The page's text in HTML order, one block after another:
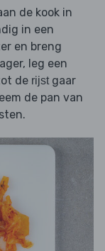
de kook in
in een
en breng
leg een
de rijst gaar
de pan van